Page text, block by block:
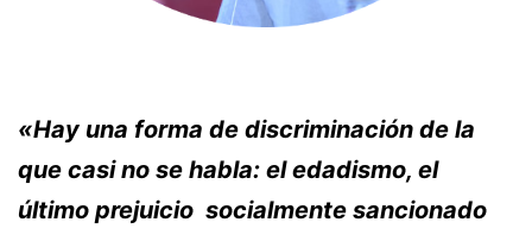
«Hay una forma de discriminación de la
que casi no se habla: el edadismo, el
último prejuicio socialmente sancionado